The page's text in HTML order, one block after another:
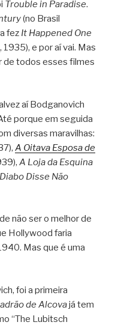
Trouble in Paradise.
(no Brasil
fez It Happened One
, 1935), e por aí vai. Mas
de todos esses filmes
aí Bodganovich
porque em seguida
diversas maravilhas:
A Oitava Esposa de
A Loja da Esquina
Disse Não
não ser o melhor de
Hollywood faria
Mas que é uma
foi a primeira
de Alcovajá tem
“The Lubitsch